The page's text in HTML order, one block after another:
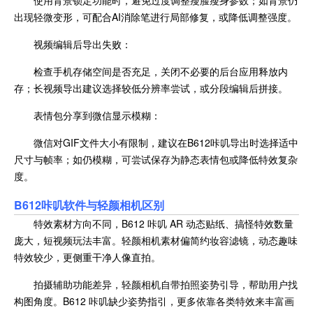
出现轻微变形，可配合AI消除笔进行局部修复，或降低调整强度。
视频编辑后导出失败：
检查手机存储空间是否充足，关闭不必要的后台应用释放内
存；长视频导出建议选择较低分辨率尝试，或分段编辑后拼接。
表情包分享到微信显示模糊：
微信对GIF文件大小有限制，建议在B612咔叽导出时选择适中
尺寸与帧率；如仍模糊，可尝试保存为静态表情包或降低特效复杂
度。
B612咔叽软件与轻颜相机区别
特效素材方向不同，B612 咔叽 AR 动态贴纸、搞怪特效数量
庞大，短视频玩法丰富。轻颜相机素材偏简约妆容滤镜，动态趣味
特效较少，更侧重干净人像直拍。
拍摄辅助功能差异，轻颜相机自带拍照姿势引导，帮助用户找
构图角度。B612 咔叽缺少姿势指引，更多依靠各类特效来丰富画